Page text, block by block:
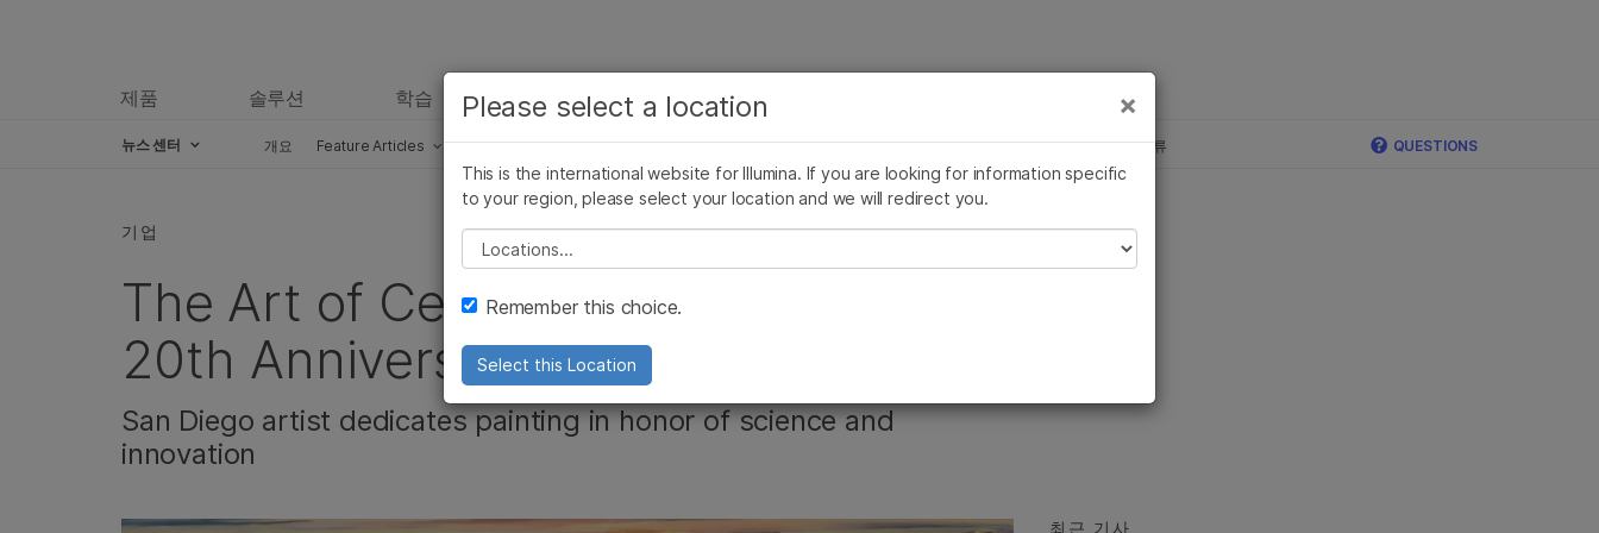
제품 솔루션 학습 회사 지원
뉴스 센터 개요 Feature Articles Perspectives Blog Press Releases In the News Illumina Images SomaLogic, Illumina 합류 QUESTIONS
기업
The Art of Celebrating Illumina's
20th Anniversary
San Diego artist dedicates painting in honor of science and
innovation
최근 기사
×
Please select a location
This is the international website for Illumina. If you are looking for information specific
to your region, please select your location and we will redirect you.
Please select a location
Remember this choice.
Select this Location
보다 관련성이 높은 콘텐츠를 확인하실 수 있습니다. 주요
관심 분야를 선택해 주세요:
×
미생물학 연구
농업유전체학 연구
복합 질환 연구
생식 보건 연구
유전 및 희귀 질환 연구